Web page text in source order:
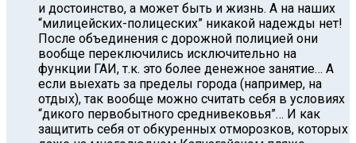
и достоинство, а может быть и жизнь. А на наших
“милицейских-полицеских” никакой надежды нет!
После объединения с дорожной полицией они
вообще переключились исключительно на
функции ГАИ, т.к. это более денежное занятие… А
если выехать за пределы города (например, на
отдых), так вообще можно считать себя в условиях
“дикого первобытного среднивековья”… И как
защитить себя от обкуренных отморозков, которых